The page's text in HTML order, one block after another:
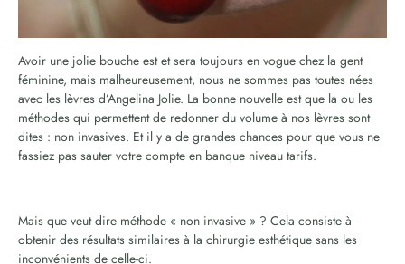
Avoir une jolie bouche est et sera toujours en vogue chez la gent
féminine, mais malheureusement, nous ne sommes pas toutes nées
avec les lèvres d’Angelina Jolie. La bonne nouvelle est que la ou les
méthodes qui permettent de redonner du volume à nos lèvres sont
dites : non invasives. Et il y a de grandes chances pour que vous ne
fassiez pas sauter votre compte en banque niveau tarifs.
Mais que veut dire méthode « non invasive » ? Cela consiste à
obtenir des résultats similaires à la chirurgie esthétique sans les
inconvénients de celle-ci.